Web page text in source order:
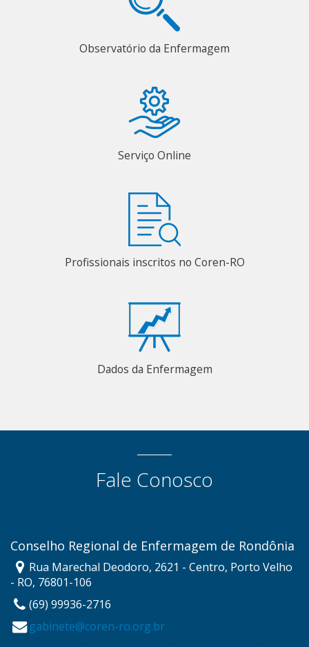
Observatório da Enfermagem
Serviço Online
Profissionais inscritos no Coren-RO
Dados da Enfermagem
Fale Conosco
Conselho Regional de Enfermagem de Rondônia
Rua Marechal Deodoro, 2621 - Centro, Porto Velho
- RO, 76801-106
(69) 99936-2716
gabinete@coren-ro.org.br